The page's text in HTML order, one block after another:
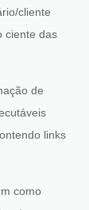
cliente
ciente das
de
links
como